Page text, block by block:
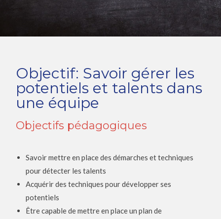
Objectif: Savoir gérer les
potentiels et talents dans
une équipe
Objectifs pédagogiques
Savoir mettre en place des démarches et techniques
pour détecter les talents
Acquérir des techniques pour développer ses
potentiels
Être capable de mettre en place un plan de